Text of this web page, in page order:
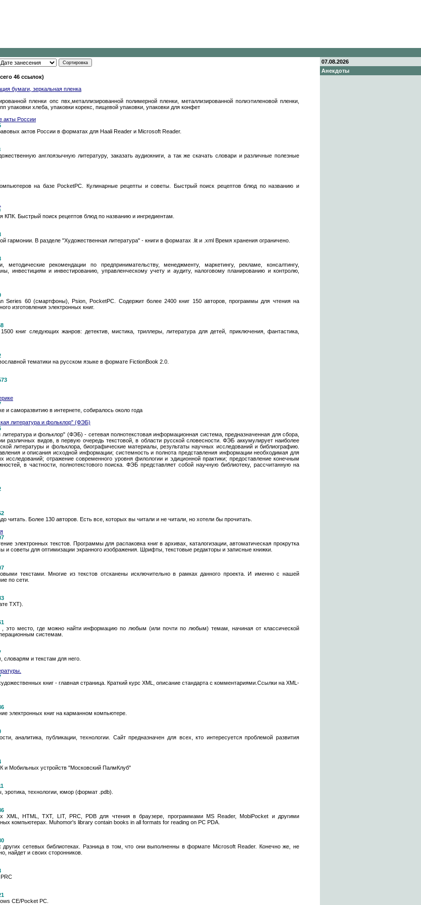
46 ссылок)
бумаги, зеркальная пленка
пленки опс пвх,металлизированной полимерной пленки, металлизированной полиэтиленовой пленки,
упаковки хлеба, упаковки корекс, пищевой упаковки, упаковки для конфет
акты России
актов России в форматах для Haali Reader и Microsoft Reader.
англоязычную литературу, заказать аудиокниги, а так же скачать словари и различные полезные
на базе PocketPC. Кулинарные рецепты и советы. Быстрый поиск рецептов блюд по названию и
Быстрый поиск рецептов блюд по названию и ингредиентам.
гармонии. В разделе "Художественная литература" - книги в форматах .lit и .xml Время хранения ограничено.
рекомендации по предпринимательству, менеджменту, маркетингу, рекламе, консалтингу,
инвестициям и инвестированию, управленческому учету и аудиту, налоговому планированию и контролю,
Series 60 (смартфоны), Psion, PocketPC. Содержит более 2400 книг 150 авторов, программы для чтения на
изготовления электронных книг.
книг следующих жанров: детектив, мистика, триллеры, литература для детей, приключения, фантастика,
тематики на русском языке в формате FictionBook 2.0.
и саморазвитию в интернете, собиралось около года
литература и фольклор" (ФЭБ)
и фольклор" (ФЭБ) - сетевая полнотекстовая информационная система, предназначенная для сбора,
различных видов, в первую очередь текстовой, в области русской словесности. ФЭБ аккумулирует наиболее
литературы и фольклора, биографические материалы, результаты научных исследований и библиографию.
и описания исходной информации; системность и полнота представления информации необходимая для
отражение современного уровня филологии и эдиционной практики; предоставление конечным
в частности, полнотекстового поиска. ФЭБ представляет собой научную библиотеку, рассчитанную на
читать. Более 130 авторов. Есть все, которых вы читали и не читали, но хотели бы прочитать.
электронных текстов. Программы для распаковка книг в архивах, каталогизации, автоматическая прокрутка
и советы для оптимизации экранного изображения. Шрифты, текстовые редакторы и записные книжки.
текстами. Многие из текстов отсканены исключительно в рамках данного проекта. И именно с нашей
по сети.
TXT).
это место, где можно найти информацию по любым (или почти по любым) темам, начиная от классической
системам.
и текстам для него.
книг - главная страница. Краткий курс XML, описание стандарта с комментариями.Ссылки на XML-
электронных книг на карманном компьютере.
аналитика, публикации, технологии. Сайт предназначен для всех, кто интересуется проблемой развития
и Мобильных устройств "Московский ПалмКлуб"
эротика, технологии, юмор (формат .pdb).
XML, HTML, TXT, LIT, PRC, PDB для чтения в браузере, программами MS Reader, MobiPocket и другими
компьютерах. Muhomor's library contain books in all formats for reading on PC PDA.
сетевых библиотеках. Разница в том, что они выполненны в формате Microsoft Reader. Конечно же, не
найдет и своих сторонников.
CE/Pocket PC.
07.08.2026
Анекдоты